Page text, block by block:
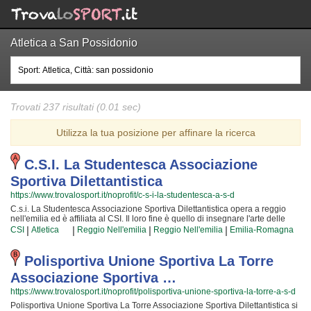
Atletica a San Possidonio
Trovati 237 risultati (0.01 sec)
Utilizza la tua posizione per affinare la ricerca
C.s.i. La Studentesca Associazione
Sportiva Dilettantistica
https://www.trovalosport.it/noprofit/c-s-i-la-studentesca-a-s-d
C.s.i. La Studentesca Associazione Sportiva Dilettantistica opera a reggio
nell'emilia ed è affiliata al CSI. Il loro fine è quello di insegnare l'arte delle
attività ricreative e di mettere alla prova ciò che i loro soci imparano ogni
giorno che ci frequentano! Le loro attività si svolgono durante incontri
settimanali e danno a chiunque l'opportunità di imparare gli uni dagli altri e di
verificare i miglioramenti nel tempo, ma anche di poter confrontare idee e
nuove soluzioni! I loro iscritti "storici" sono tra i più bravi della zona e sono
ormai affiatati da lunghi periodi di strettissima collaborazione; per loro non
c'è attività che dia più soddisfazione che condividere la propria esperienza
con i nuovi iscritti! La soddisfazione che scaturisce facendo attività ricreative
rende questa attività davvero speciale, per cui, una volta che avrete
CSI | Atletica | Reggio Nell'emilia | Reggio Nell'emilia | Emilia-Romagna
Polisportiva Unione Sportiva La Torre
Associazione Sportiva …
https://www.trovalosport.it/noprofit/polisportiva-unione-sportiva-la-torre-a-s-d
Polisportiva Unione Sportiva La Torre Associazione Sportiva Dilettantistica si